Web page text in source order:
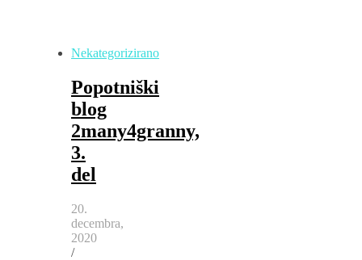
Nekategorizirano
Popotniški
blog
2many4granny,
3.
del
20.
decembra,
2020
/